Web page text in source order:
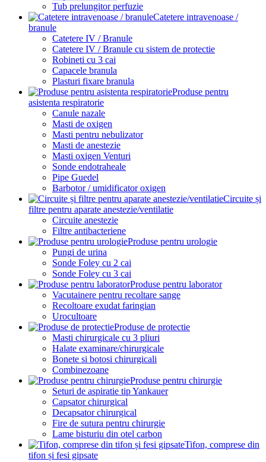
Tub prelungitor perfuzie
Catetere intravenoase /
branule
Catetere IV / Branule
Catetere IV / Branule cu sistem de protectie
Robineti cu 3 cai
Capacele branula
Plasturi fixare branula
Produse pentru
asistenta respiratorie
Canule nazale
Masti de oxigen
Masti pentru nebulizator
Masti de anestezie
Masti oxigen Venturi
Sonde endotraheale
Pipe Guedel
Barbotor / umidificator oxigen
Circuite și
filtre pentru aparate anestezie/ventilatie
Circuite anestezie
Filtre antibacteriene
Produse pentru urologie
Pungi de urina
Sonde Foley cu 2 cai
Sonde Foley cu 3 cai
Produse pentru laborator
Vacutainere pentru recoltare sange
Recoltoare exudat faringian
Urocultoare
Produse de protectie
Masti chirurgicale cu 3 pliuri
Halate examinare/chirurgicale
Bonete si botosi chirurgicali
Combinezoane
Produse pentru chirurgie
Seturi de aspiratie tip Yankauer
Capsator chirurgical
Decapsator chirurgical
Fire de sutura pentru chirurgie
Lame bisturiu din otel carbon
Tifon, comprese din
tifon și fesi gipsate